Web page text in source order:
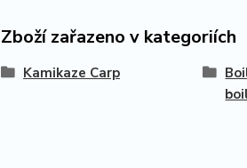
Zboží zařazeno v kategoriích
Kamikaze Carp